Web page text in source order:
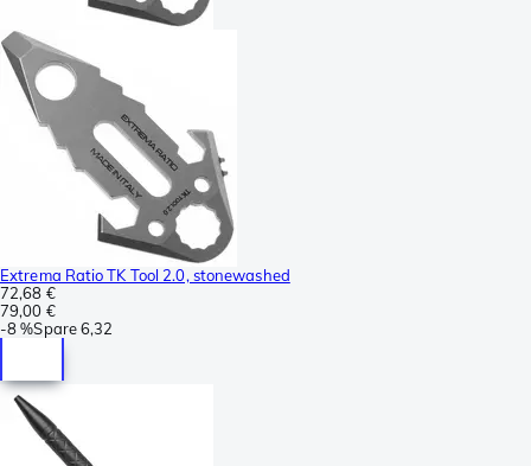
Extrema Ratio TK Tool 2.0, stonewashed
72,68 €
79,00 €
-8 %Spare6,32